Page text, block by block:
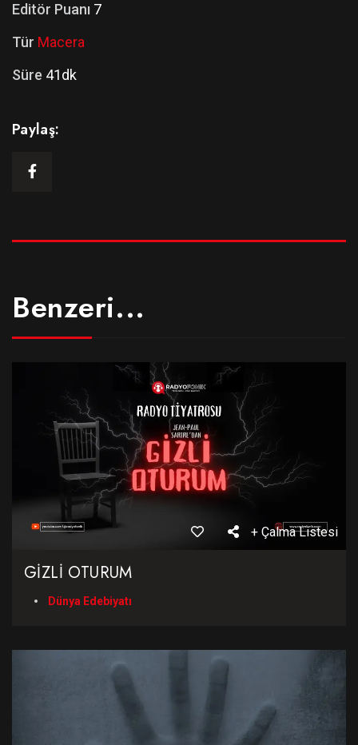
Editör Puanı 7
Tür Macera
Süre 41dk
Paylaş:
Benzeri...
+ Çalma Listesi
GİZLİ OTURUM
Dünya Edebiyatı